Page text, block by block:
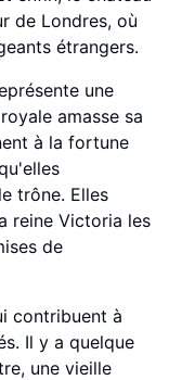
de Londres, où
étrangers.
une
amasse sa
à la fortune
trône. Elles
reine Victoria les
de
contribuent à
Il y a quelque
une vieille